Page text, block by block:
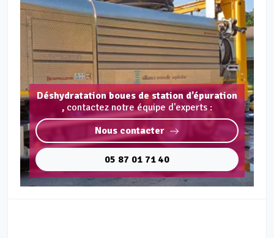
Déshydratation boues de station d’épuration
, contactez notre équipe d'experts :
Nous contacter
05 87 01 71 40